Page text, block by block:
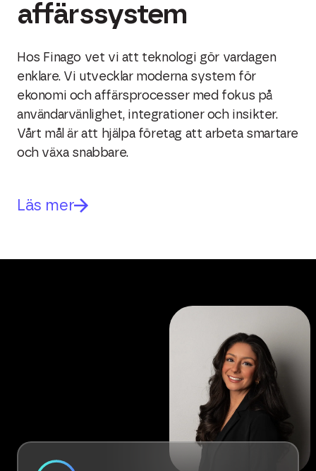
affärssystem
Hos Finago vet vi att teknologi gör vardagen
enklare. Vi utvecklar moderna system för
ekonomi och affärsprocesser med fokus på
användarvänlighet, integrationer och insikter.
Vårt mål är att hjälpa företag att arbeta smartare
och växa snabbare.
Läs mer